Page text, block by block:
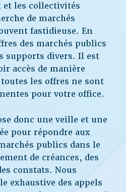
et les collectivités
de marchés
fastidieuse. En
des marchés publics
supports divers. Il est
accès de manière
les offres ne sont
pour votre office.
donc une veille et une
pour répondre aux
publics dans le
de créances, des
constats. Nous
exhaustive des appels